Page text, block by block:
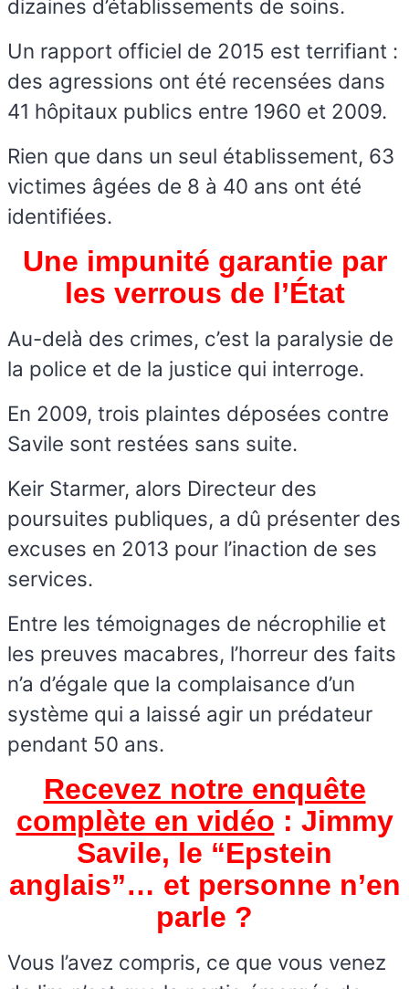
dizaines d’établissements de soins.
Un rapport officiel de 2015 est terrifiant :
des agressions ont été recensées dans
41 hôpitaux publics entre 1960 et 2009.
Rien que dans un seul établissement, 63
victimes âgées de 8 à 40 ans ont été
identifiées.
Une impunité garantie par
les verrous de l’État
Au-delà des crimes, c’est la paralysie de
la police et de la justice qui interroge.
En 2009, trois plaintes déposées contre
Savile sont restées sans suite.
Keir Starmer, alors Directeur des
poursuites publiques, a dû présenter des
excuses en 2013 pour l’inaction de ses
services.
Entre les témoignages de nécrophilie et
les preuves macabres, l’horreur des faits
n’a d’égale que la complaisance d’un
système qui a laissé agir un prédateur
pendant 50 ans.
Recevez notre enquête
complète en vidéo : Jimmy
Savile, le “Epstein
anglais”… et personne n’en
parle ?
Vous l’avez compris, ce que vous venez